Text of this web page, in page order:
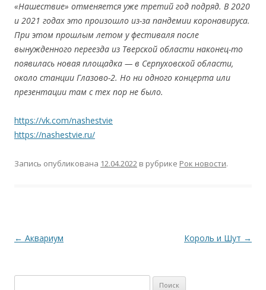
«Нашествие» отменяется уже третий год подряд. В 2020
и 2021 годах это произошло из-за пандемии коронавируса.
При этом прошлым летом у фестиваля после
вынужденного переезда из Тверской области наконец-то
появилась новая площадка — в Серпуховской области,
около станции Глазово-2. Но ни одного концерта или
презентации там с тех пор не было.
https://vk.com/nashestvie
https://nashestvie.ru/
Запись опубликована 12.04.2022 в рубрике Рок новости.
Навигация
← Аквариум Король и Шут →